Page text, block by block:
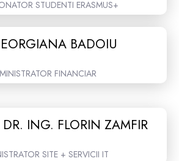
STUDENTI ERASMUS+
BADOIU
FINANCIAR
DR. ING. FLORIN ZAMFIR
SITE + SERVICII IT